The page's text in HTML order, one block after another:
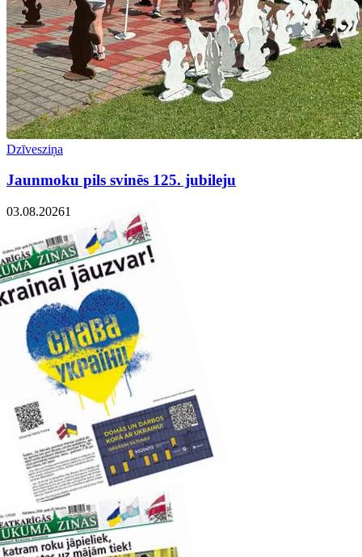
Dzīvesziņa
Jaunmoku pils svinēs 125. jubileju
03.08.20261